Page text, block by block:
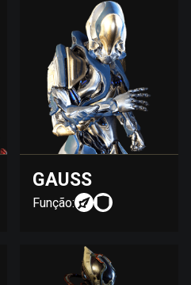
GAUSS
Função: